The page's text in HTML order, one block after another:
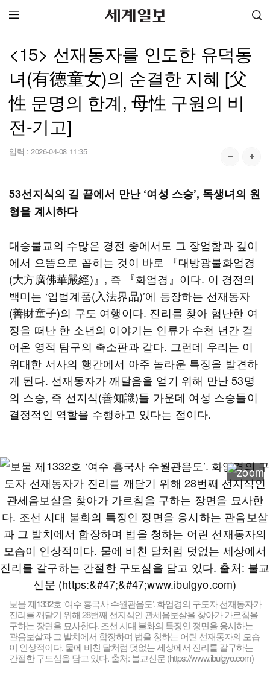
<15> 선재동자를 인도한 유덕동
녀(有德童女)의 순결한 지혜 [父
性 문명의 한계, 母性 구원의 비
전-기고]
입력 : 2026-04-08 11:35
53선지식의 길 끝에서 만난 ‘여성 스승’, 독생녀의 원
형을 계시하다
대승불교의 수많은 경전 중에서도 그 장엄함과 깊이
에서 으뜸으로 꼽히는 것이 바로 『대방광불화엄경
(大方廣佛華嚴經)』, 즉 『화엄경』이다. 이 경전의
백미는 ‘입법계품(入法界品)’에 등장하는 선재동자
(善財童子)의 구도 여행이다. 진리를 찾아 험난한 여
정을 떠난 한 소년의 이야기는 인류가 수천 년간 걸
어온 영적 탐구의 축소판과 같다. 그런데 우리는 이
위대한 서사의 행간에서 아주 놀라운 특징을 발견하
게 된다. 선재동자가 깨달음을 얻기 위해 만난 53명
의 스승, 즉 선지식(善知識)들 가운데 여성 스승들이
결정적인 역할을 수행하고 있다는 점이다.
보물 제1332호 ‘여수 흥국사 수월관음도’. 화엄경의 구도자 선재동자가
진리를 깨닫기 위해 28번째 선지식인 관세음보살을 찾아가 가르침을
구하는 장면을 묘사한다. 조선 시대 불화의 특징인 정면을 응시하는
관음보살과 그 발치에서 합장하며 법을 청하는 어린 선재동자의 모습
이 인상적이다. 물에 비친 달처럼 덧없는 세상에서 진리를 갈구하는
간절한 구도심을 담고 있다. 출처: 불교신문 (https://www.ibulgyo.com)